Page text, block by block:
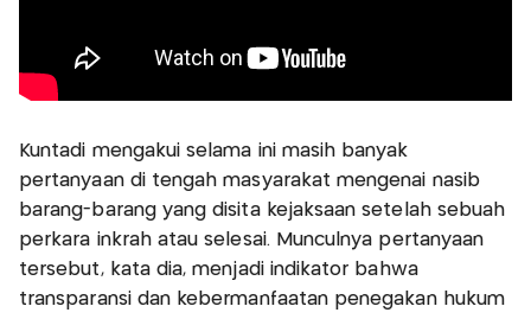
Kuntadi mengakui selama ini masih banyak
pertanyaan di tengah masyarakat mengenai nasib
barang-barang yang disita kejaksaan setelah sebuah
perkara inkrah atau selesai. Munculnya pertanyaan
tersebut, kata dia, menjadi indikator bahwa
transparansi dan kebermanfaatan penegakan hukum